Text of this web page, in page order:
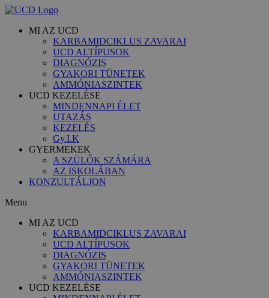
MI AZ UCD
KARBAMIDCIKLUS ZAVARAI
UCD ALTÍPUSOK
DIAGNÓZIS
GYAKORI TÜNETEK
AMMÓNIASZINTEK
UCD KEZELÉSE
MINDENNAPI ÉLET
UTAZÁS
KEZELÉS
Gy.I.K
GYERMEKEK
A SZÜLŐK SZÁMÁRA
AZ ISKOLÁBAN
KONZULTÁLJON
Menu
MI AZ UCD
KARBAMIDCIKLUS ZAVARAI
UCD ALTÍPUSOK
DIAGNÓZIS
GYAKORI TÜNETEK
AMMÓNIASZINTEK
UCD KEZELÉSE